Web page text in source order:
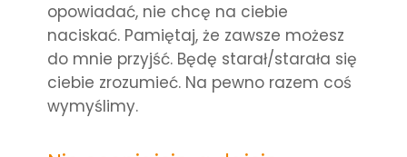
opowiadać, nie chcę na ciebie
naciskać. Pamiętaj, że zawsze możesz
do mnie przyjść. Będę starał/starała się
ciebie zrozumieć. Na pewno razem coś
wymyślimy.